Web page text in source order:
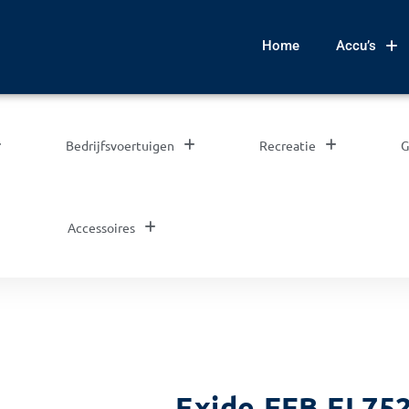
Home Accu’s
Bedrijfsvoertuigen Recreatie
Accessoires